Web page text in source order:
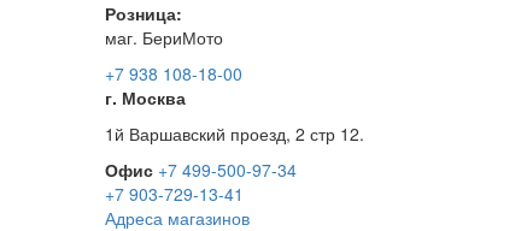
Розница:
маг. БериМото
+7 938 108-18-00
г. Москва
1й Варшавский проезд, 2 стр 12.
Офис +7 499-500-97-34
+7 903-729-13-41
Адреса магазинов